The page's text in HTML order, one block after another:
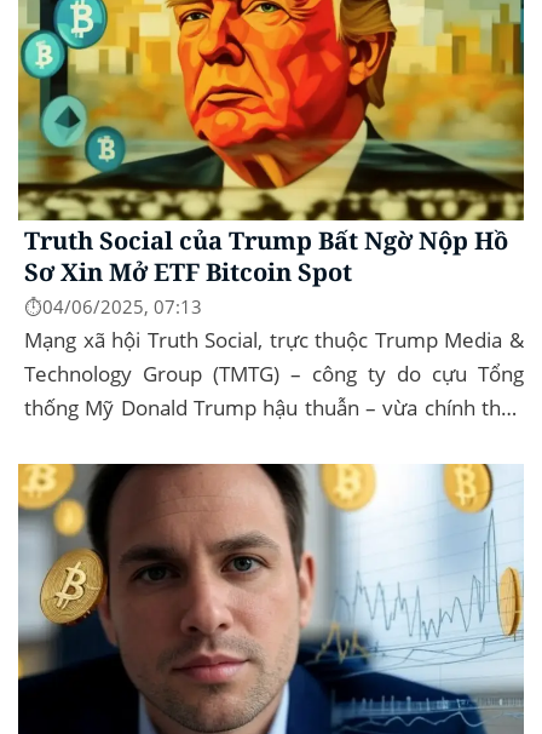
Truth Social của Trump Bất Ngờ Nộp Hồ
Sơ Xin Mở ETF Bitcoin Spot
⏱️04/06/2025, 07:13
Mạng xã hội Truth Social, trực thuộc Trump Media &
Technology Group (TMTG) – công ty do cựu Tổng
thống Mỹ Donald Trump hậu thuẫn – vừa chính thức